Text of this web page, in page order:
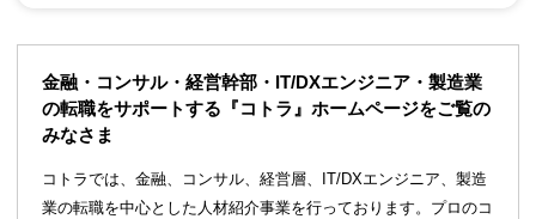
金融・コンサル・経営幹部・IT/DXエンジニア・製造業
の転職をサポートする『コトラ』ホームページをご覧の
みなさま
コトラでは、金融、コンサル、経営層、IT/DXエンジニア、製造
業の転職を中心とした人材紹介事業を行っております。プロのコ